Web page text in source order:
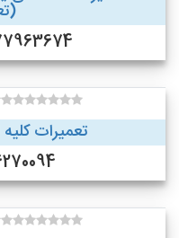
09377963674
تعمیرات کلیه
09186270094